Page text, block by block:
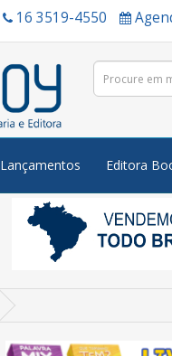
16 3519-4550
Lançamentos Editora